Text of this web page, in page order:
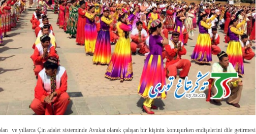
ve yıllarca Çin adalet sisteminde Avukat olarak çalışan bir kişinin konuşurken endişelerini dile getirmesi